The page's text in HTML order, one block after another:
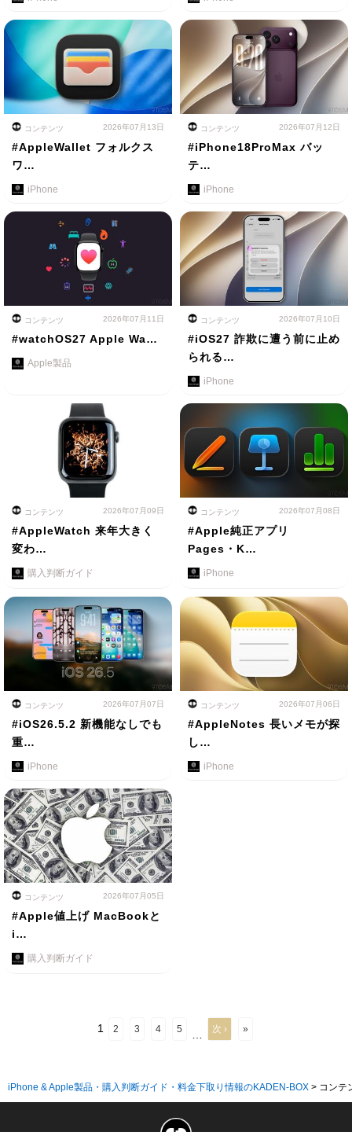
コンテンツ 2026年07月13日
#AppleWallet フォルクス
ワ…
iPhone
コンテンツ 2026年07月12日
#iPhone18ProMax バッ
テ…
iPhone
コンテンツ 2026年07月11日
#watchOS27 Apple Wa…
Apple製品
コンテンツ 2026年07月10日
#iOS27 詐欺に遭う前に止め
られる…
iPhone
コンテンツ 2026年07月09日
#AppleWatch 来年大きく
変わ…
購入判断ガイド
コンテンツ 2026年07月08日
#Apple純正アプリ
Pages・K…
iPhone
コンテンツ 2026年07月07日
#iOS26.5.2 新機能なしでも
重…
iPhone
コンテンツ 2026年07月06日
#AppleNotes 長いメモが探
し…
iPhone
コンテンツ 2026年07月05日
#Apple値上げ MacBookと
i…
購入判断ガイド
1 2 3 4 5 次 › »
iPhone & Apple製品・購入判断ガイド・料金下取り情報のKADEN-BOX > コンテ